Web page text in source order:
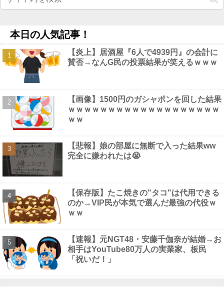
早食いしてる奴、マジでヤバイぞ・・・他
【悲報】 コロナワクチン打たなかった結果・・・・
【画像】 こんなだらしない体型の女子が好きなやついる？ NEW!
【画像】 セクシー女優・三浦恵理子、全裸ナマ乳がHすぎる
NEW!
【最新画像】 元バレー代表・狩野舞子(38)の現在がいくらなんで
も即ハボすぎる！
【画像】 会社の女がお○ぱい強調しすぎなんだけどｗｗｗ
NEW!
Powered by livedoor 相互RSS
本日の人気記事！
【炎上】居酒屋『6人で4939円』の会計に
賛否→なんG民の投票結果が笑えるｗｗｗ
【画像】1500円のガシャポンを回した結果
ｗｗｗｗｗｗｗｗｗｗｗｗｗｗｗｗｗｗｗ
ｗｗ
【悲報】娘の部屋に無断で入った結果ww
完全に嫌われたは😭
【保存版】たこ焼きの"タコ"は代用できる
のか→VIP民が本気で選んだ最強の代役ｗ
ｗｗ
【速報】元NGT48・安藤千伽奈が結婚→お
相手はYouTube80万人の実業家、板民
「祝いだ！」